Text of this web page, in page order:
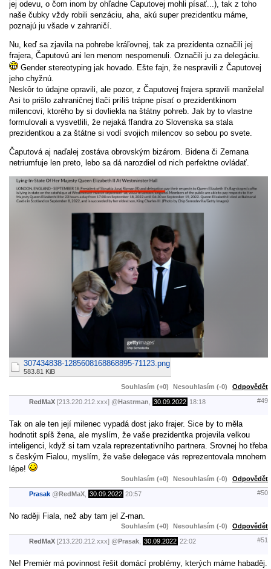
jej odevu, o čom inom by ohľadne Čaputovej mohli písať...), tak z toho
naše čubky vždy robili senzáciu, aha, akú super prezidentku máme,
poznajú ju všade v zahraničí.
Nu, keď sa zjavila na pohrebe kráľovnej, tak za prezidenta označili jej
frajera, Čaputovú ani len menom nespomenuli. Označili ju za delegáciu.
Gender stereotyping jak hovado. Ešte fajn, že nespravili z Čaputovej
jeho chyžnú.
Neskôr to údajne opravili, ale pozor, z Čaputovej frajera spravili manžela!
Asi to prišlo zahraničnej tlači príliš trápne písať o prezidentkinom
milencovi, ktorého by si dovliekla na štátny pohreb. Jak by to vlastne
formulovali a vysvetlili, že nejaká fľandra zo Slovenska sa stala
prezidentkou a za štátne si vodí svojich milencov so sebou po svete.
Čaputová aj naďalej zostáva obrovským bizárom. Bidena či Zemana
netriumfuje len preto, lebo sa dá narozdiel od nich perfektne ovládať.
307434838-1285608168868895-71123.png
583.81 KiB
Souhlasím (+0) Nesouhlasím (-0) Odpovědět
RedMaX [213.220.212.xxx] @Hastrman 30.09.2022 18:18 #49
Tak on ale ten její milenec vypadá dost jako frajer. Sice by to měla
hodnotit spíš žena, ale myslím, že vaše prezidentka projevila velkou
inteligenci, když si tam vzala reprezentativního partnera. Srovnej ho třeba
s českým Fialou, myslím, že vaše delegace vás reprezentovala mnohem
lépe!
Souhlasím (+0) Nesouhlasím (-0) Odpovědět
Prasak @RedMaX 30.09.2022 20:57 #50
No raději Fiala, než aby tam jel Z-man.
Souhlasím (+0) Nesouhlasím (-0) Odpovědět
RedMaX [213.220.212.xxx] @Prasak 30.09.2022 22:02 #51
Ne! Premiér má povinnost řešit domácí problémy, kterých máme habaděj.